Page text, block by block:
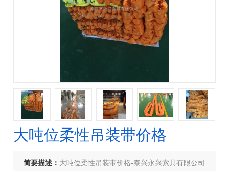
大吨位柔性吊装带价格
简要描述： 大吨位柔性吊装带价格-泰兴永兴索具有限公司